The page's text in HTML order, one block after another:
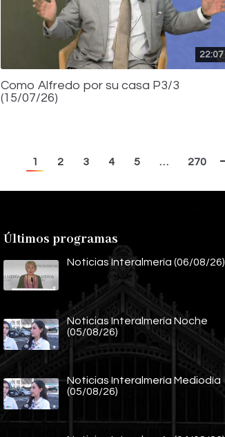
22:07
Como Alfredo por su casa P3/3
(15/07/26)
1 2 3 4 5 … 270
Últimos programas
Noticias Interalmería (06/08/26)
Noticias Interalmería Noche
(05/08/26)
Noticias Interalmería Mediodía
(05/08/26)